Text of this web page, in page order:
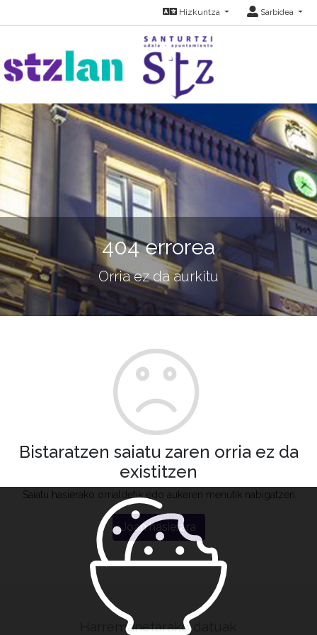
Hizkuntza Sarbidea
404 errorea
Orria ez da aurkitu
Bistaratzen saiatu zaren orria ez da
existitzen
Saiatu hasierako orrialdetik edo aukeren menutik nabigatzen
Joan hasierara
Harremanetarako datuak